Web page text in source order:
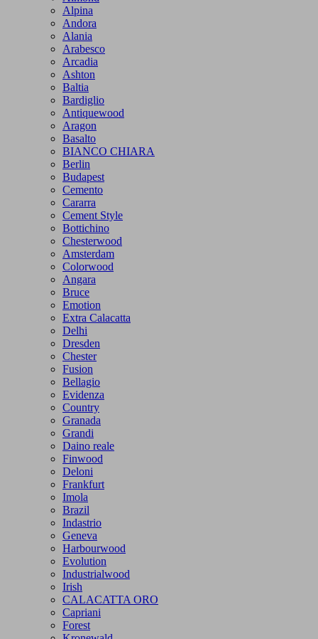
Alpina
Andora
Alania
Arabesco
Arcadia
Ashton
Baltia
Bardiglio
Antiquewood
Aragon
Basalto
BIANCO CHIARA
Berlin
Budapest
Cemento
Cararra
Cement Style
Bottichino
Chesterwood
Amsterdam
Colorwood
Angara
Bruce
Emotion
Extra Calacatta
Delhi
Dresden
Chester
Fusion
Bellagio
Evidenza
Country
Granada
Grandi
Daino reale
Finwood
Deloni
Frankfurt
Imola
Brazil
Indastrio
Geneva
Harbourwood
Evolution
Industrialwood
Irish
CALACATTA ORO
Capriani
Forest